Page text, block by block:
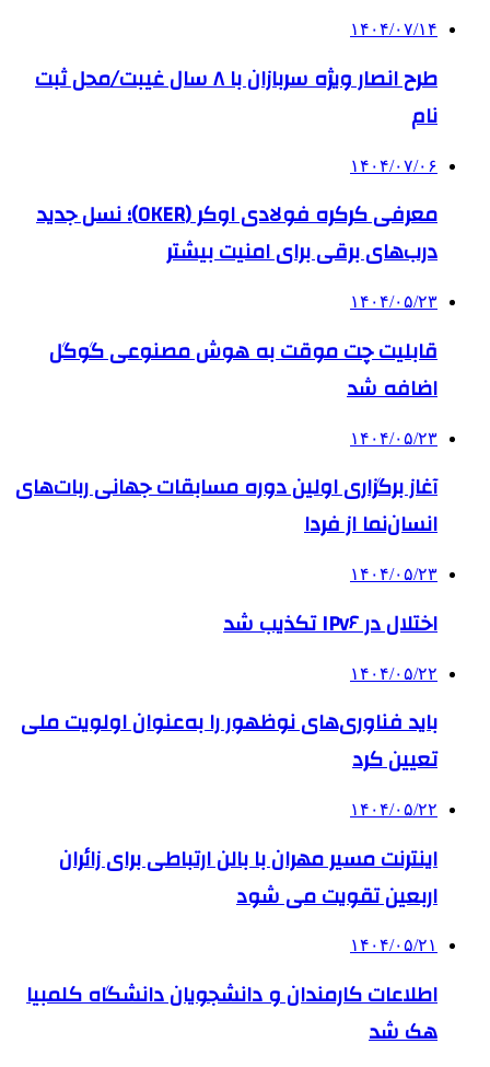
۱۴۰۴/۰۷/۱۴
طرح انصار ویژه سربازان با ۸ سال غیبت/محل ثبت
نام
۱۴۰۴/۰۷/۰۶
معرفی کرکره فولادی اوکر (OKER)؛ نسل جدید
درب‌های برقی برای امنیت بیشتر
۱۴۰۴/۰۵/۲۳
قابلیت چت موقت به هوش مصنوعی گوگل
اضافه شد
۱۴۰۴/۰۵/۲۳
آغاز برگزاری اولین دوره مسابقات جهانی ربات‌های
انسان‌نما از فردا
۱۴۰۴/۰۵/۲۳
اختلال در IPv۶ تکذیب شد
۱۴۰۴/۰۵/۲۲
باید فناوری‌های نوظهور را به‌عنوان اولویت ملی
تعیین کرد
۱۴۰۴/۰۵/۲۲
اینترنت مسیر مهران با بالن ارتباطی برای زائران
اربعین تقویت می شود
۱۴۰۴/۰۵/۲۱
اطلاعات کارمندان و دانشجویان دانشگاه کلمبیا
هک شد